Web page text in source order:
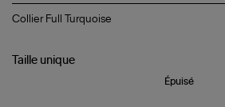
Collier
Collier Full Turquoise
Taille unique
Épuisé